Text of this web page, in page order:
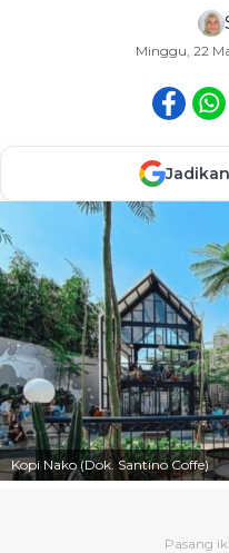
Minggu, 22
Kopi Nako (Dok. Santino Coffe)